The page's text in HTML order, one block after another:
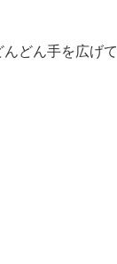
どん手を広げて